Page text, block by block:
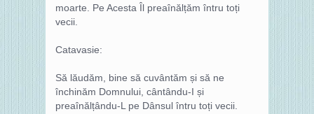
moarte. Pe Acesta Îl preaînălțăm întru toți
vecii.
Catavasie:
Să lăudăm, bine să cuvântăm și să ne
închinăm Domnului, cântându-I și
preaînălțându-L pe Dânsul întru toți vecii.